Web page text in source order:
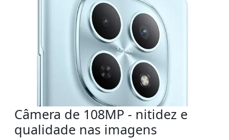
Câmera de 108MP - nitidez e
qualidade nas imagens